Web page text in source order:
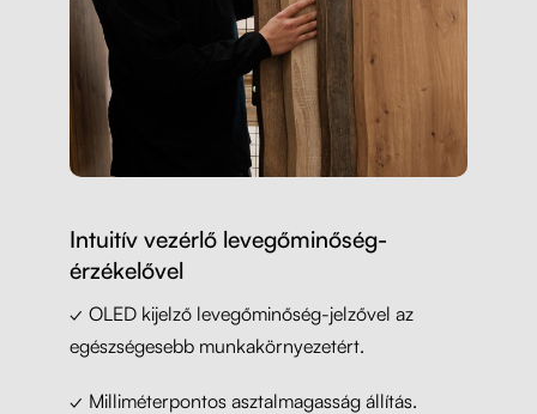
Intuitív vezérlő levegőminőség-
érzékelővel
✓ OLED kijelző levegőminőség-jelzővel az
egészségesebb munkakörnyezetért.
✓ Milliméterpontos asztalmagasság állítás.